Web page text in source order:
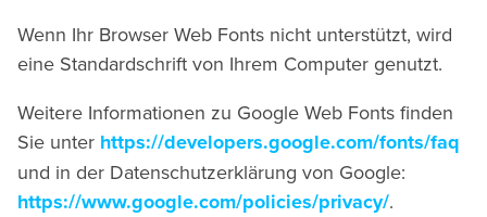
Wenn Ihr Browser Web Fonts nicht unterstützt, wird
eine Standardschrift von Ihrem Computer genutzt.
Weitere Informationen zu Google Web Fonts finden
Sie unter https://developers.google.com/fonts/faq
und in der Datenschutzerklärung von Google:
https://www.google.com/policies/privacy/.